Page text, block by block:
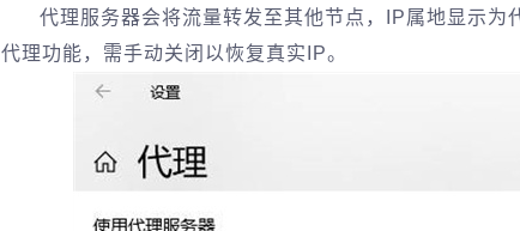
代理服务器会将流量转发至其他节点，IP属地显示为
代理功能，需手动关闭以恢复真实IP。